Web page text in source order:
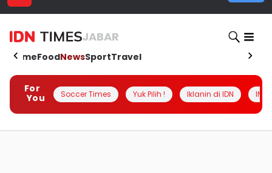
JABAR
HomeFoodNewsSportTravel
For
You
Soccer Times Yuk Pilih ! Iklanin di IDN